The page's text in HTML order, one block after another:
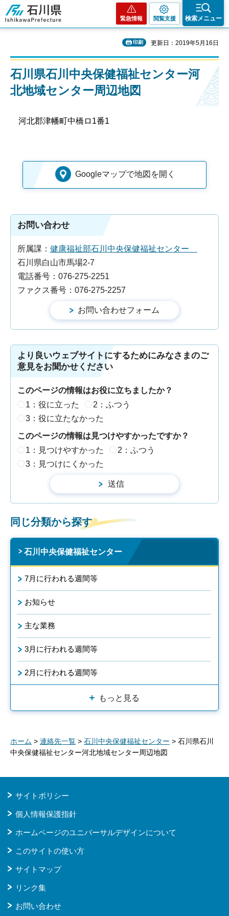
石川県
緊急情報 閲覧支援 検索メニュー
印刷 更新日：2019年5月16日
石川県石川中央保健福祉センター河
北地域センター周辺地図
河北郡津幡町中橋ロ1番1
Googleマップで地図を開く
お問い合わせ
所属課： 健康福祉部石川中央保健福祉センター
石川県白山市馬場2-7
電話番号：076-275-2251
ファクス番号：076-275-2257
より良いウェブサイトにするためにみなさまのご
意見をお聞かせください
このページの情報はお役に立ちましたか？
1：役に立った
2：ふつう
3：役に立たなかった
このページの情報は見つけやすかったですか？
1：見つけやすかった
2：ふつう
3：見つけにくかった
同じ分類から探す
石川中央保健福祉センター
7月に行われる週間等
お知らせ
主な業務
3月に行われる週間等
2月に行われる週間等
もっと見る
ホーム > 連絡先一覧 > 石川中央保健福祉センター > 石川県石川
中央保健福祉センター河北地域センター周辺地図
サイトポリシー
個人情報保護指針
ホームページのユニバーサルデザインについて
このサイトの使い方
サイトマップ
リンク集
お問い合わせ